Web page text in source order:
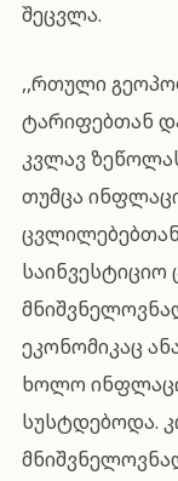
შეცვლა.
,,რთული
ტარიფებთან
კვლავ
თუმცა
საინვესტიციო
ეკონომიკაც
ხოლო
სუსტდებოდა.